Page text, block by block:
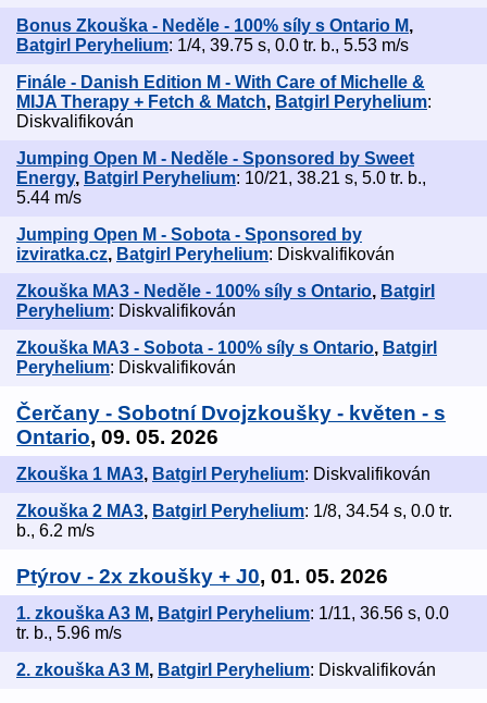
Bonus Zkouška - Neděle - 100% síly s Ontario M,
Batgirl Peryhelium: 1/4, 39.75 s, 0.0 tr. b., 5.53 m/s
Finále - Danish Edition M - With Care of Michelle &
MIJA Therapy + Fetch & Match, Batgirl Peryhelium:
Diskvalifikován
Jumping Open M - Neděle - Sponsored by Sweet
Energy, Batgirl Peryhelium: 10/21, 38.21 s, 5.0 tr. b.,
5.44 m/s
Jumping Open M - Sobota - Sponsored by
izviratka.cz, Batgirl Peryhelium: Diskvalifikován
Zkouška MA3 - Neděle - 100% síly s Ontario, Batgirl
Peryhelium: Diskvalifikován
Zkouška MA3 - Sobota - 100% síly s Ontario, Batgirl
Peryhelium: Diskvalifikován
Čerčany - Sobotní Dvojzkoušky - květen - s
Ontario, 09. 05. 2026
Zkouška 1 MA3, Batgirl Peryhelium: Diskvalifikován
Zkouška 2 MA3, Batgirl Peryhelium: 1/8, 34.54 s, 0.0 tr.
b., 6.2 m/s
Ptýrov - 2x zkoušky + J0, 01. 05. 2026
1. zkouška A3 M, Batgirl Peryhelium: 1/11, 36.56 s, 0.0
tr. b., 5.96 m/s
2. zkouška A3 M, Batgirl Peryhelium: Diskvalifikován